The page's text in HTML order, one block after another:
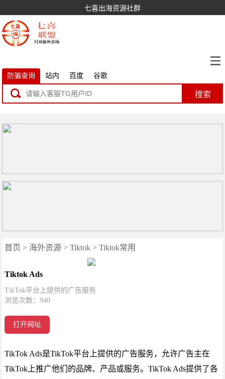
七喜出海资源社群
防骗查询 站内 百度 谷歌
搜索
首页 > 海外资源 >Tiktok >Tiktok常用
Tiktok Ads
TikTok平台上提供的广告服务
浏览次数：940
打开网址
TikTok Ads是TikTok平台上提供的广告服务，允许广告主在
TikTok上推广他们的品牌、产品或服务。TikTok Ads提供了各